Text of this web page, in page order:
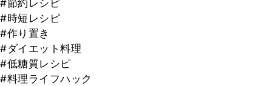
#節約レシピ
#時短レシピ
#作り置き
#ダイエット料理
#低糖質レシピ
#料理ライフハック